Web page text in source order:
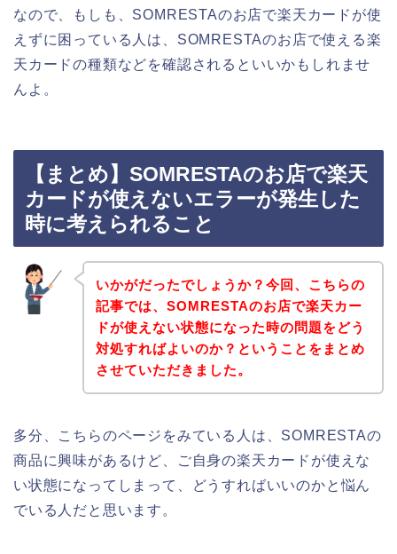
なので、もしも、SOMRESTAのお店で楽天カードが使
えずに困っている人は、SOMRESTAのお店で使える楽
天カードの種類などを確認されるといいかもしれませ
んよ。
【まとめ】SOMRESTAのお店で楽天
カードが使えないエラーが発生した
時に考えられること
いかがだったでしょうか？今回、こちらの
記事では、SOMRESTAのお店で楽天カー
ドが使えない状態になった時の問題をどう
対処すればよいのか？ということをまとめ
させていただきました。
多分、こちらのページをみている人は、SOMRESTAの
商品に興味があるけど、ご自身の楽天カードが使えな
い状態になってしまって、どうすればいいのかと悩ん
でいる人だと思います。